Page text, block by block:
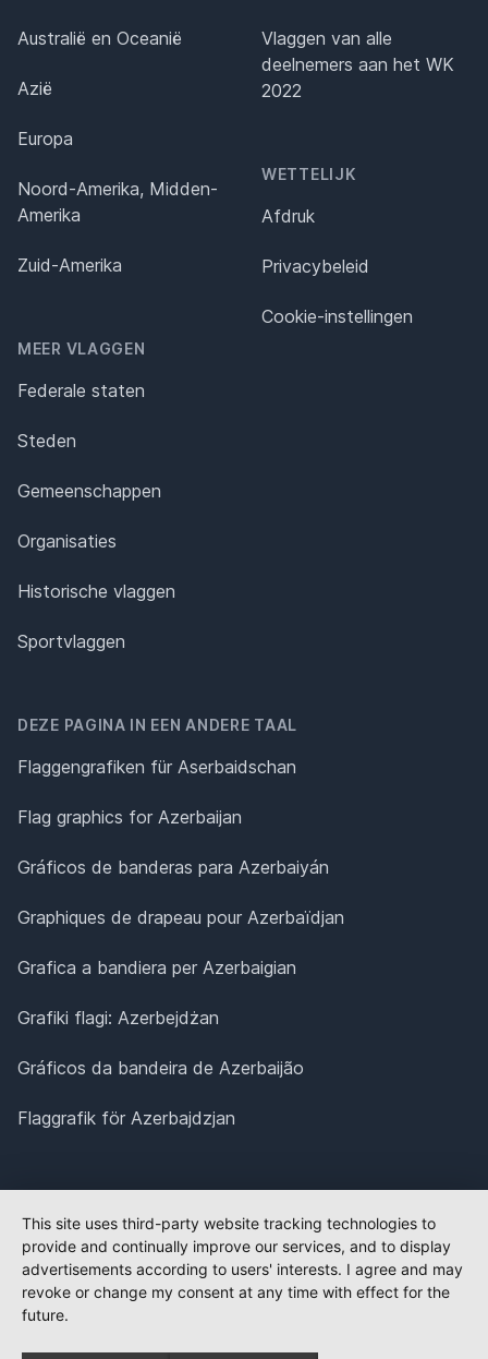
Australië en Oceanië
Azië
Europa
Noord-Amerika, Midden-
Amerika
Zuid-Amerika
MEER VLAGGEN
Federale staten
Steden
Gemeenschappen
Organisaties
Historische vlaggen
Sportvlaggen
Vlaggen van alle
deelnemers aan het WK
2022
WETTELIJK
Afdruk
Privacybeleid
Cookie-instellingen
DEZE PAGINA IN EEN ANDERE TAAL
Flaggengrafiken für Aserbaidschan
Flag graphics for Azerbaijan
Gráficos de banderas para Azerbaiyán
Graphiques de drapeau pour Azerbaïdjan
Grafica a bandiera per Azerbaigian
Grafiki flagi: Azerbejdżan
Gráficos da bandeira de Azerbaijão
Flaggrafik för Azerbajdzjan
This site uses third-party website tracking technologies to
provide and continually improve our services, and to display
advertisements according to users' interests. I agree and may
revoke or change my consent at any time with effect for the
future.